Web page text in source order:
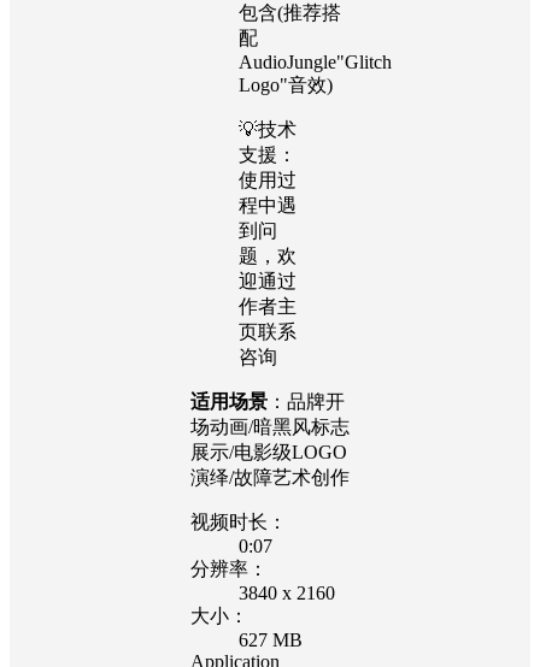
包含(推荐搭
配
AudioJungle"Glitch
Logo"音效)
💡技术
支援：
使用过
程中遇
到问
题，欢
迎通过
作者主
页联系
咨询
适用场景 ：品牌开
场动画/暗黑风标志
展示/电影级LOGO
演绎/故障艺术创作
视频时长：
0:07
分辨率：
3840 x 2160
大小：
627 MB
Application